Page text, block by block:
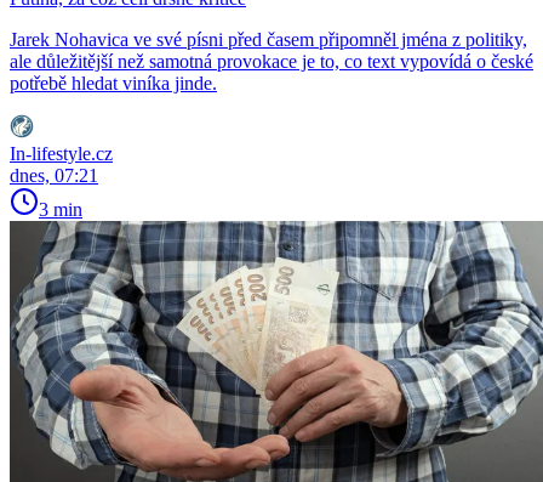
Jarek Nohavica ve své písni před časem připomněl jména z politiky,
ale důležitější než samotná provokace je to, co text vypovídá o české
potřebě hledat viníka jinde.
In-lifestyle.cz
dnes, 07:21
3 min